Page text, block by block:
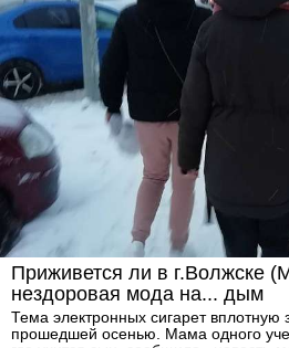
Приживется ли в г.Волжске
нездоровая мода на... дым
Тема электронных сигарет вплотную
прошедшей осенью. Мама одного